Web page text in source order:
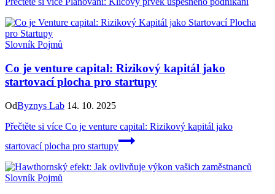
Slovník Pojmů
Co je venture capital: Rizikový kapitál jako
startovací plocha pro startupy
OdByznys Lab 14. 10. 2025
Přečtěte si více Co je venture capital: Rizikový kapitál jako
startovací plocha pro startupy
Slovník Pojmů